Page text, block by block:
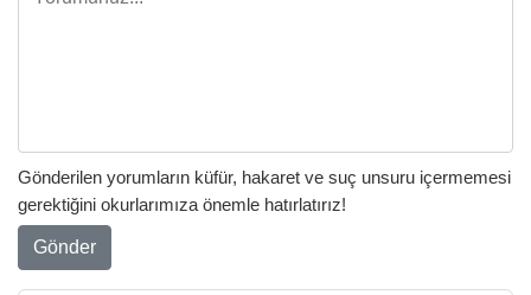
Gönderilen yorumların küfür, hakaret ve suç unsuru içermemesi
gerektiğini okurlarımıza önemle hatırlatırız!
Gönder